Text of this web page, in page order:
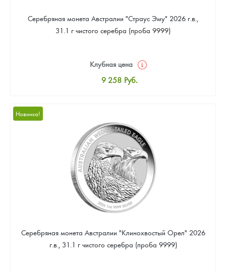
Серебряная монета Австралии "Страус Эму" 2026 г.в.,
31.1 г чистого серебра (проба 9999)
Клубная цена
9 258 Руб.
Цена выкупа
Звоните
Новинка!
Серебряная монета Австралии "Клинохвостый Орел" 2026
г.в., 31.1 г чистого серебра (проба 9999)